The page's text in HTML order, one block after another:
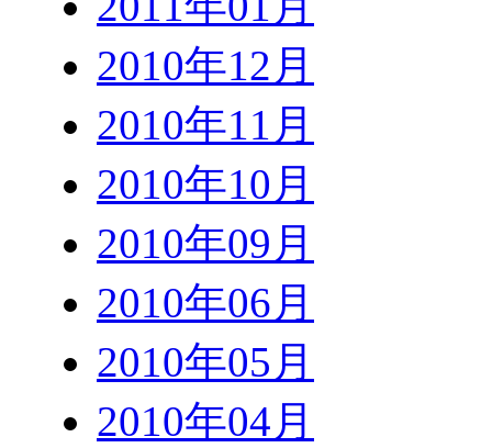
2010年12月
2010年11月
2010年10月
2010年09月
2010年06月
2010年05月
2010年04月